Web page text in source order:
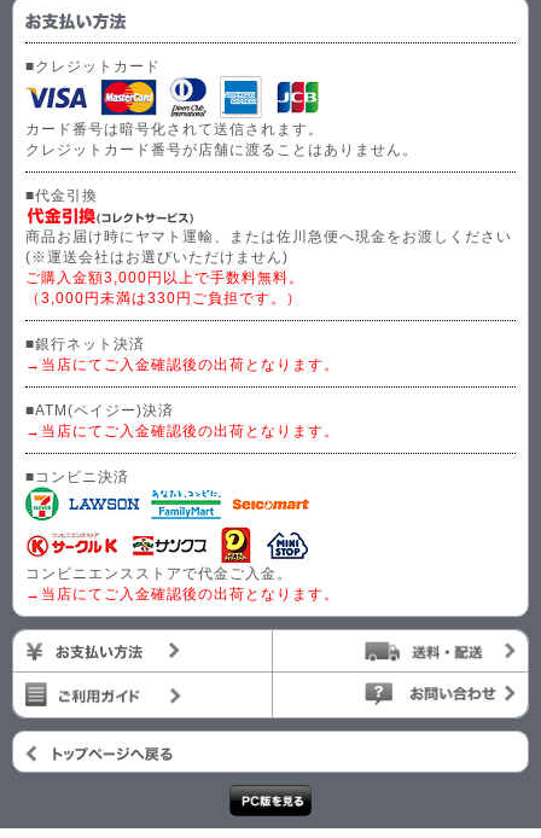
■クレジットカード
カード番号は暗号化されて送信されます。
クレジットカード番号が店舗に渡ることはありません。
■代金引換
商品お届け時にヤマト運輸、または佐川急便へ現金をお渡しください
(※運送会社はお選びいただけません)
ご購入金額3,000円以上で手数料無料。
（3,000円未満は330円ご負担です。）
■銀行ネット決済
→当店にてご入金確認後の出荷となります。
■ATM(ペイジー)決済
→当店にてご入金確認後の出荷となります。
■コンビニ決済
コンビニエンスストアで代金ご入金。
→当店にてご入金確認後の出荷となります。